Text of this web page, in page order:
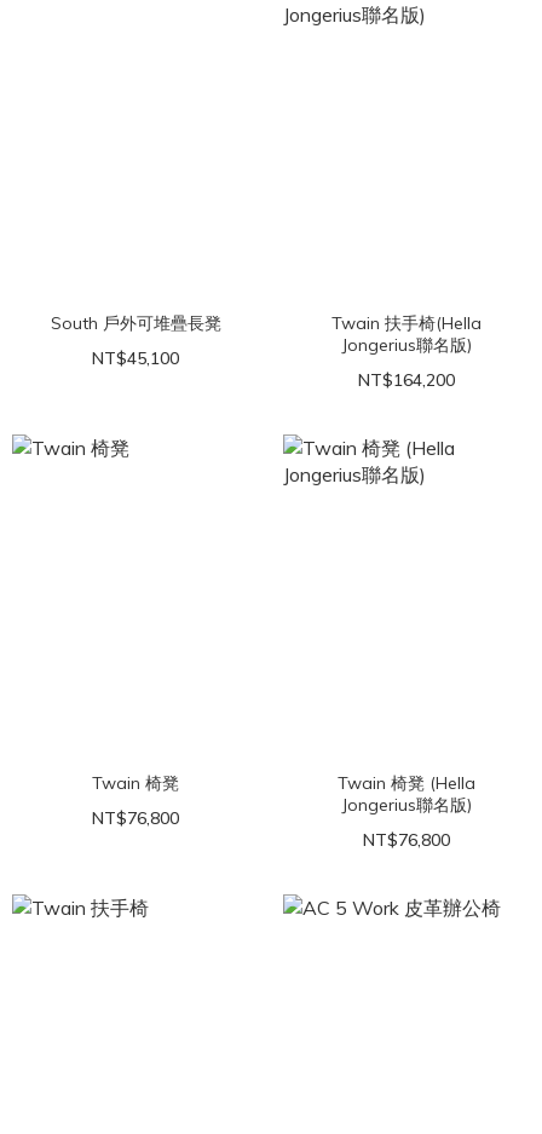
South 戶外可堆疊長凳
NT$45,100
Twain 扶手椅(Hella
Jongerius聯名版)
NT$164,200
Twain 椅凳
NT$76,800
Twain 椅凳 (Hella
Jongerius聯名版)
NT$76,800